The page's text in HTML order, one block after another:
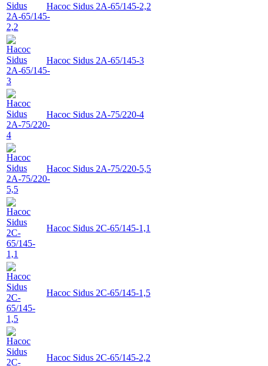
Насос Sidus 2А-65/145-2,2
Насос Sidus 2А-65/145-3
Насос Sidus 2А-75/220-4
Насос Sidus 2А-75/220-5,5
Насос Sidus 2C-65/145-1,1
Насос Sidus 2C-65/145-1,5
Насос Sidus 2C-65/145-2,2